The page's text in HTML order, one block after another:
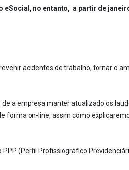
eSocial, no entanto, a partir de
acidentes de trabalho, tornar o
a empresa manter atualizado os
forma on-line, assim como
(Perfil Profissiográfico